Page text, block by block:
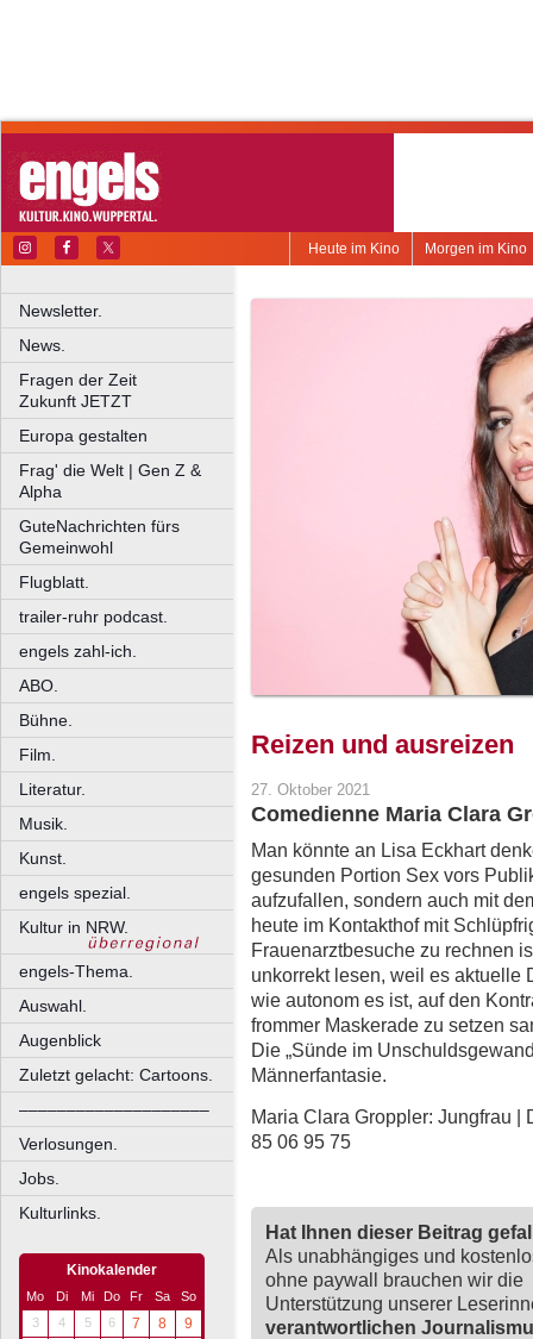
Morgen im Kino
Heute im Kino
Newsletter.
News.
Fragen der Zeit
Zukunft JETZT
Europa gestalten
Frag' die Welt | Gen Z &
Alpha
GuteNachrichten fürs
Gemeinwohl
Flugblatt.
trailer-ruhr podcast.
engels zahl-ich.
ABO.
Bühne.
Film.
Literatur.
Musik.
Kunst.
engels spezial.
Kultur in NRW.
engels-Thema.
Auswahl.
Augenblick
Zuletzt gelacht: Cartoons.
––––––––––––––––––––
Verlosungen.
Jobs.
Kulturlinks.
Kinokalender
Mo Di Mi Do Fr Sa
So
3
4 5 6 7 8
9
Reizen und ausreizen
27. Oktober 2021
Comedienne Maria Clara
Man könnte an Lisa Eckhart
gesunden Portion Sex vors
aufzufallen, sondern auch mit
heute im Kontakthof mit
Frauenarztbesuche zu rechnen
unkorrekt lesen, weil es aktuelle
wie autonom es ist, auf den
frommer Maskerade zu setzen
Die „Sünde im
Männerfantasie.
Maria Clara Groppler: Jungfrau |
85 06 95 75
Hat Ihnen dieser Beitrag
Als unabhängiges und
ohne paywall brauchen wir die
Unterstützung unserer
verantwortlichen